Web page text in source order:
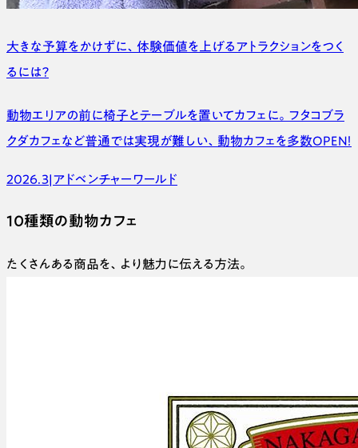
大きな予算をかけずに、体験価値を上げるアトラクションをつく
るには？
動物エリアの前に椅子とテーブルを置いてカフェに。フタコブラ
クダカフェなど普通では実現が難しい、動物カフェを多数OPEN！
2026.3|アドベンチャーワールド
10種類の動物カフェ
たくさんある商品を、より魅力に伝える方法。